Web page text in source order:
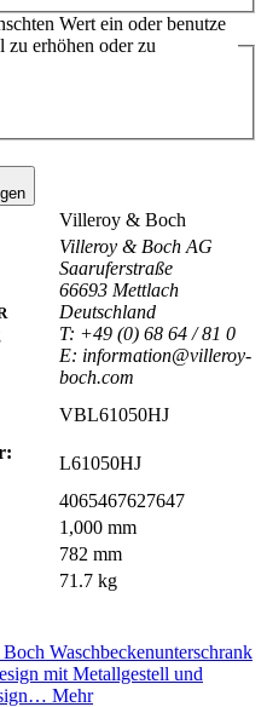
Wert ein oder benutze
erhöhen oder zu
Villeroy & Boch
Villeroy & Boch AG
Saaruferstraße
66693 Mettlach
Deutschland
T: +49 (0) 68 64 / 81 0
E: information@villeroy-
boch.com
VBL61050HJ
L61050HJ
4065467627647
1,000 mm
782 mm
71.7 kg
Waschbeckenunterschrank
mit Metallgestell und
Mehr